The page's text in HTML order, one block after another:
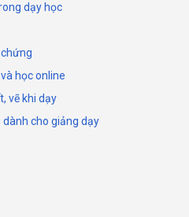
dạy học
học online
vẽ khi dạy
cho giảng dạy